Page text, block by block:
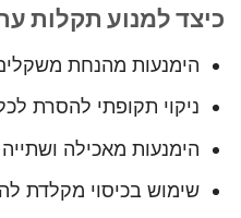
כיצד למנוע תקלות
הימנעות מהנחת
ניקוי תקופתי להסרת
הימנעות מאכילה
שימוש בכיסוי מקלדת